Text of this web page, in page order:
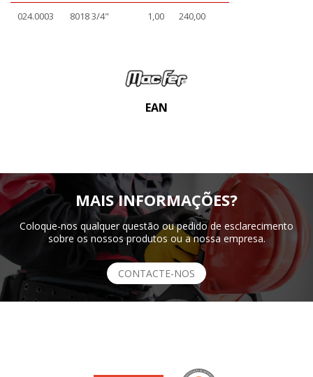
024.0003 8018 3/4" 1,00 240,00
EAN
MAIS INFORMAÇÕES?
Coloque-nos qualquer questão ou pedido de esclarecimento
sobre os nossos produtos ou a nossa empresa.
CONTACTE-NOS